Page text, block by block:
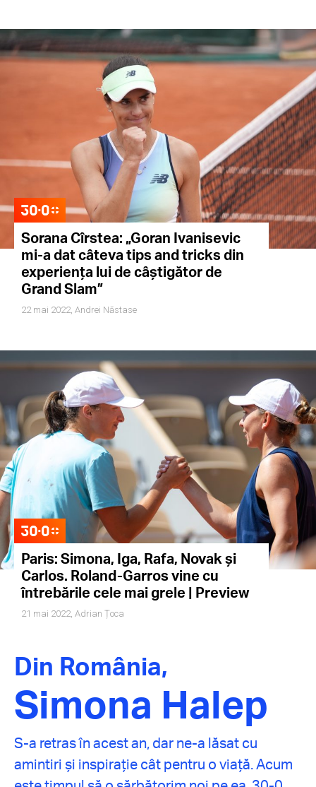
Sorana Cîrstea: „Goran Ivanisevic
mi-a dat câteva tips and tricks din
experiența lui de câștigător de
Grand Slam”
22 mai 2022, Andrei Năstase
Paris: Simona, Iga, Rafa, Novak și
Carlos. Roland-Garros vine cu
întrebările cele mai grele | Preview
21 mai 2022, Adrian Țoca
Din România,
Simona Halep
S-a retras în acest an, dar ne-a lăsat cu
amintiri și inspirație cât pentru o viață. Acum